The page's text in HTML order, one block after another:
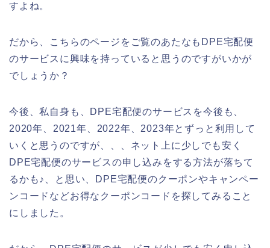
すよね。
だから、こちらのページをご覧のあたなもDPE宅配便
のサービスに興味を持っていると思うのですがいかが
でしょうか？
今後、私自身も、DPE宅配便のサービスを今後も、
2020年、2021年、2022年、2023年とずっと利用して
いくと思うのですが、、、ネット上に少しでも安く
DPE宅配便のサービスの申し込みをする方法が落ちて
るかも♪、と思い、DPE宅配便のクーポンやキャンペー
ンコードなどお得なクーポンコードを探してみること
にしました。